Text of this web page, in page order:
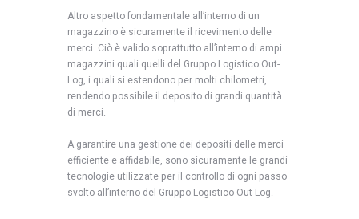
Altro aspetto fondamentale all’interno di un
magazzino è sicuramente il ricevimento delle
merci. Ciò è valido soprattutto all’interno di ampi
magazzini quali quelli del Gruppo Logistico Out-
Log, i quali si estendono per molti chilometri,
rendendo possibile il deposito di grandi quantità
di merci.
A garantire una gestione dei depositi delle merci
efficiente e affidabile, sono sicuramente le grandi
tecnologie utilizzate per il controllo di ogni passo
svolto all’interno del Gruppo Logistico Out-Log.